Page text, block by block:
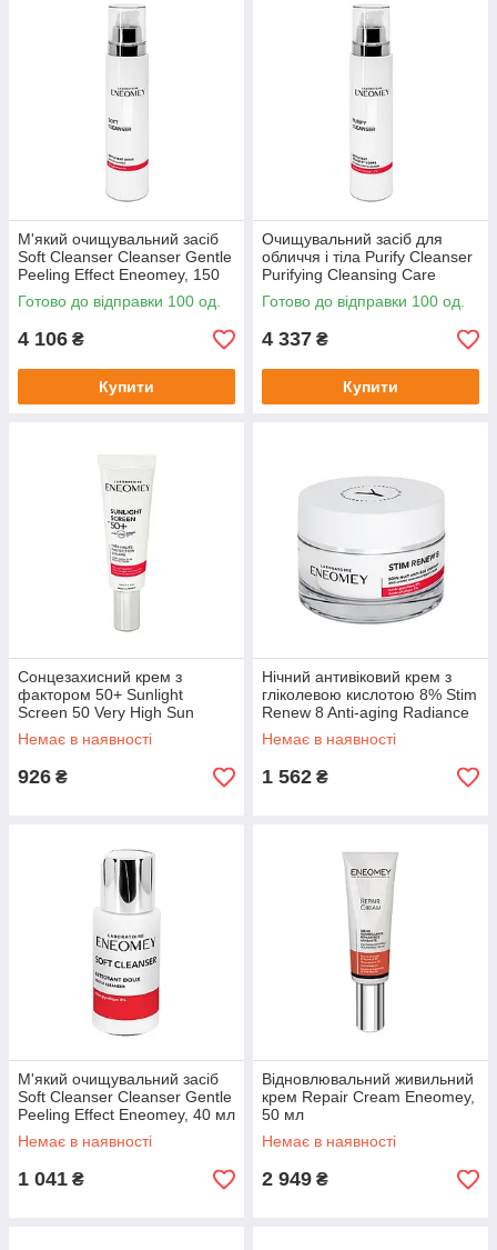
М'який очищувальний засіб
Soft Cleanser Cleanser Gentle
Peeling Effect Eneomey, 150
мл
Готово до відправки 100 од.
4 106 ₴
Купити
Очищувальний засіб для
обличчя і тіла Purify Cleanser
Purifying Cleansing Care
Eneomey, 150 мл
Готово до відправки 100 од.
4 337 ₴
Купити
Сонцезахисний крем з
фактором 50+ Sunlight
Screen 50 Very High Sun
Protection Eneomey, 12 мл
Немає в наявності
926 ₴
Нічний антивіковий крем з
гліколевою кислотою 8% Stim
Renew 8 Anti-aging Radiance
Night Cream Eneomey, 15 мл
Немає в наявності
1 562 ₴
М'який очищувальний засіб
Soft Cleanser Cleanser Gentle
Peeling Effect Eneomey, 40 мл
Немає в наявності
1 041 ₴
Відновлювальний живильний
крем Repair Cream Eneomey,
50 мл
Немає в наявності
2 949 ₴